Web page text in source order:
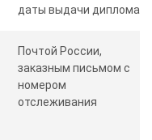
даты выдачи диплома
Почтой России,
заказным письмом с
номером
отслеживания